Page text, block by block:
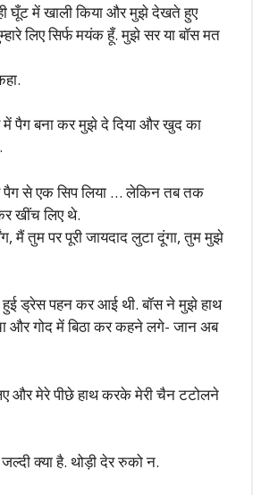
घूँट में खाली किया और मुझे देखते हुए
लिए सिर्फ मयंक हूँ. मुझे सर या बॉस मत
पैग बना कर मुझे दे दिया और खुद का
पैग से एक सिप लिया … लेकिन तब तक
खींच लिए थे.
मैं तुम पर पूरी जायदाद लुटा दूंगा, तुम मुझे
हुई ड्रेस पहन कर आई थी. बॉस ने मुझे हाथ
और गोद में बिठा कर कहने लगे- जान अब
और मेरे पीछे हाथ करके मेरी चैन टटोलने
क्या है. थोड़ी देर रुको न.